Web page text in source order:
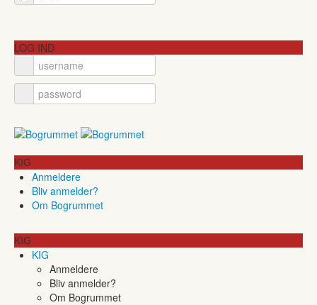
LOG IND
KIG
Anmeldere
Bliv anmelder?
Om Bogrummet
KIG
KIG
Anmeldere
Bliv anmelder?
Om Bogrummet